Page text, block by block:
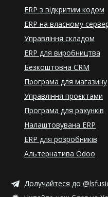
ERP з відкритим кодом
ERP на власному
Управління складом
ERP для виробництва
Безкоштовна CRM
Програма для магазину
Управління проєктами
Програма для рахунків
Налаштовувана ERP
ERP для розробників
Альтернатива Odoo
Долучайтеся до